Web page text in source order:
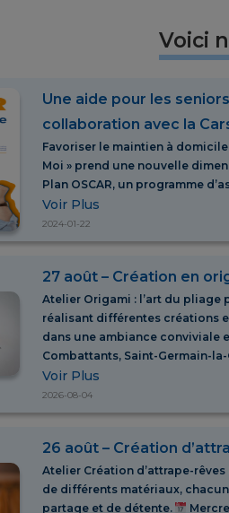
Voici
Une aide pour les
collaboration avec la
Favoriser le maintien à
Moi » prend une nouvelle
Plan OSCAR, un programme
Voir Plus
2024-01-22
27 août – Création en
Atelier Origami : l’art du pliage
réalisant différentes créations
dans une ambiance conviviale
Combattants, Saint-Germain-
Voir Plus
2026-08-04
26 août – Création
Atelier Création d’attrape-
de différents matériaux,
partage et de détente.